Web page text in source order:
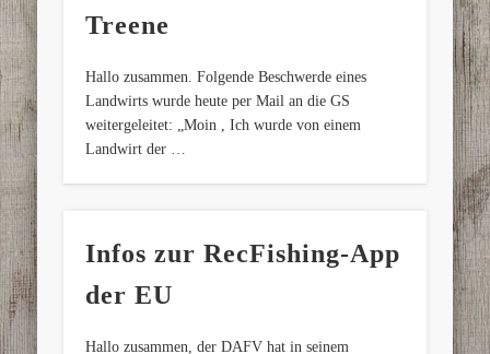
Treene
Hallo zusammen. Folgende Beschwerde eines
Landwirts wurde heute per Mail an die GS
weitergeleitet: „Moin , Ich wurde von einem
Landwirt der …
Infos zur RecFishing-App
der EU
Hallo zusammen, der DAFV hat in seinem